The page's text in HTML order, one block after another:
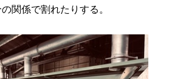
関係で割れたりする。